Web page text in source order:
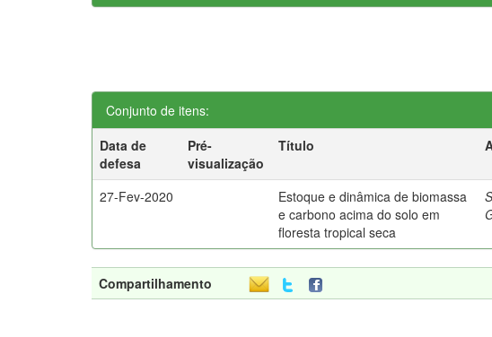
Conjunto de itens:
Data de
defesa
Pré-
visualização
Título
27-Fev-2020
Estoque e dinâmica de biomassa
e carbono acima do solo em
floresta tropical seca
Compartilhamento